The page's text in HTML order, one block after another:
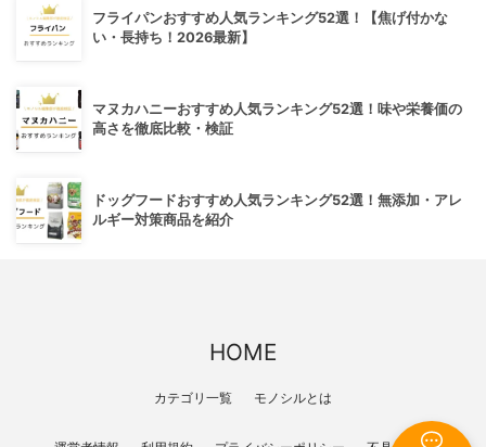
フライパンおすすめ人気ランキング52選！【焦げ付かな
い・長持ち！2026最新】
マヌカハニーおすすめ人気ランキング52選！味や栄養価の
高さを徹底比較・検証
ドッグフードおすすめ人気ランキング52選！無添加・アレ
ルギー対策商品を紹介
HOME
カテゴリ一覧 モノシルとは